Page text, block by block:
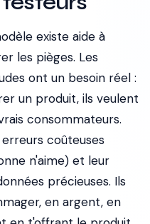
existe aide à
les pièges. Les
ont un besoin réel :
un produit, ils veulent
consommateurs.
coûteuses
n'aime) et leur
précieuses. Ils
en argent, en